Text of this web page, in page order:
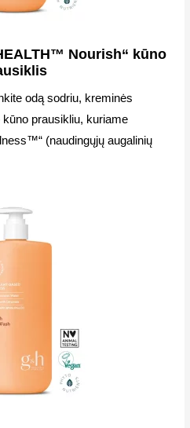
Nourish“ kūno
odą sodriu, kreminės
prausikliu, kuriame
(naudingųjų augalinių